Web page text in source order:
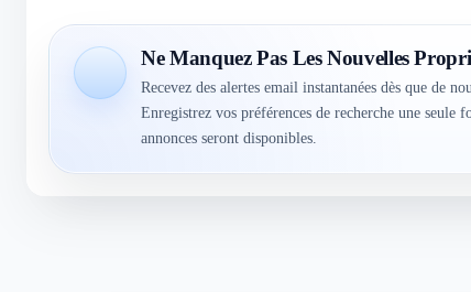
Ne Manquez Pas Les Nouvelles
Recevez des alertes email instantanées dès que de
Enregistrez vos préférences de recherche une
annonces seront disponibles.